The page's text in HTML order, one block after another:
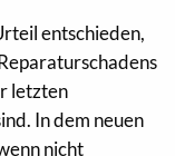
entschieden,
letzten
In dem neuen
nicht